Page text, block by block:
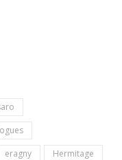
eragny
Hermitage